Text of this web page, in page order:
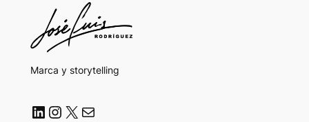
Marca y storytelling
LinkedIn Instagram X Correo electrónico